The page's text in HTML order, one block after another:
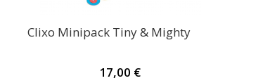
Clixo Minipack Tiny & Mighty
17,00 €